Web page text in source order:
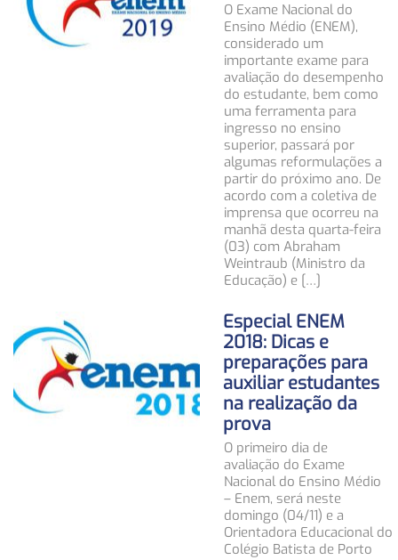
O Exame Nacional do
Ensino Médio (ENEM),
considerado um
importante exame para
avaliação do desempenho
do estudante, bem como
uma ferramenta para
ingresso no ensino
superior, passará por
algumas reformulações a
partir do próximo ano. De
acordo com a coletiva de
imprensa que ocorreu na
manhã desta quarta-feira
(03) com Abraham
Weintraub (Ministro da
Educação) e […]
Especial ENEM
2018: Dicas e
preparações para
auxiliar estudantes
na realização da
prova
O primeiro dia de
avaliação do Exame
Nacional do Ensino Médio
– Enem, será neste
domingo (04/11) e a
Orientadora Educacional do
Colégio Batista de Porto